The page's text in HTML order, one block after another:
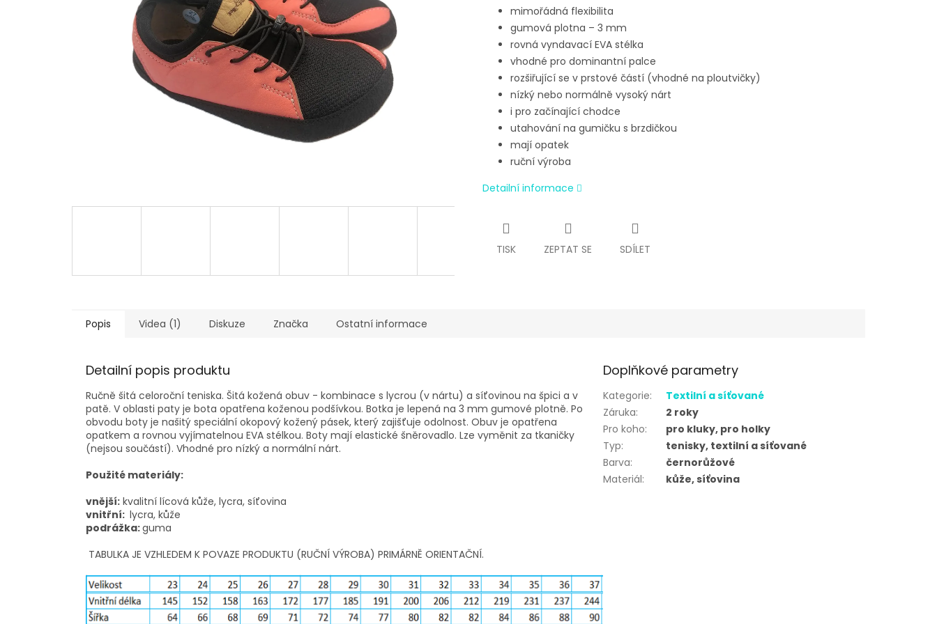
mimořádná flexibilita
gumová plotna – 3 mm
rovná vyndavací EVA stélka
vhodné pro dominantní palce
rozšiřující se v prstové částí (vhodné na ploutvičky)
nízký nebo normálně vysoký nárt
i pro začínající chodce
utahování na gumičku s brzdičkou
mají opatek
ruční výroba
Detailní informace
TISK ZEPTAT SE SDÍLET
Popis Videa (1) Diskuze Značka Ostatní informace
Detailní popis produktu
Ručně šitá celoroční teniska. Šitá kožená obuv - kombinace s lycrou (v nártu) a síťovinou na špici a v
patě. V oblasti paty je bota opatřena koženou podšívkou. Botka je lepená na 3 mm gumové plotně. Po
obvodu boty je našitý speciální okopový kožený pásek, který zajišťuje odolnost. Obuv je opatřena
opatkem a rovnou vyjímatelnou EVA stélkou. Boty mají elastické šněrovadlo. Lze vyměnit za tkaničky
(nejsou součástí). Vhodné pro nízký a normální nárt.
Použité materiály:
vnější: kvalitní lícová kůže, lycra, síťovina
vnitřní: lycra, kůže
podrážka:guma
TABULKA JE VZHLEDEM K POVAZE PRODUKTU (RUČNÍ VÝROBA) PRIMÁRNĚ ORIENTAČNÍ.
Doplňkové parametry
Kategorie:
Textilní a síťované
Záruka:
2 roky
Pro koho:
pro kluky, pro holky
Typ:
tenisky, textilní a síťované
Barva:
černorůžové
Materiál: kůže, síťovina